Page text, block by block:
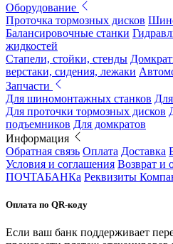
Оборудование
Проточка тормозных дисков
Балансировочные станки
жидкостей
Стапели, стойки, стенды
верстаки, сидения, лежаки
Запчасти
Для шиномонтажных станков
Для проточки тормозных дисков
подъемников Для домкратов
Информация
Обратная связь Оплата Доставка
Условия и соглашения Возврат и
ПОЧТАБАНКа Реквизиты
Оплата по QR-коду
Если ваш банк поддерживает